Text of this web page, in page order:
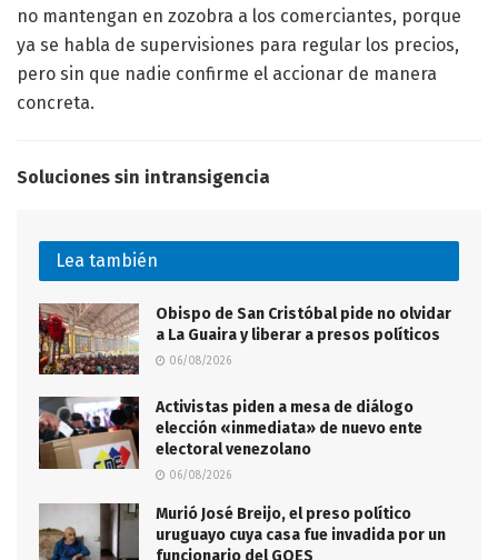
no mantengan en zozobra a los comerciantes, porque
ya se habla de supervisiones para regular los precios,
pero sin que nadie confirme el accionar de manera
concreta.
Soluciones sin intransigencia
Lea también
Obispo de San Cristóbal pide no olvidar
a La Guaira y liberar a presos políticos
06/08/2026
Activistas piden a mesa de diálogo
elección «inmediata» de nuevo ente
electoral venezolano
06/08/2026
Murió José Breijo, el preso político
uruguayo cuya casa fue invadida por un